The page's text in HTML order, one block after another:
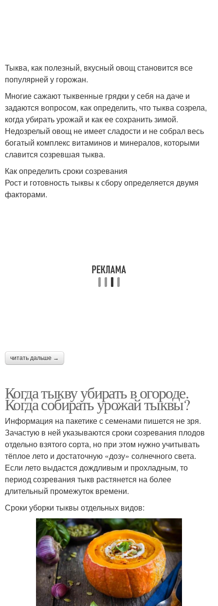
Тыква, как полезный, вкусный овощ становится все
популярней у горожан.
Многие сажают тыквенные грядки у себя на даче и
задаются вопросом, как определить, что тыква созрела,
когда убирать урожай и как ее сохранить зимой.
Недозрелый овощ не имеет сладости и не собрал весь
богатый комплекс витаминов и минералов, которыми
славится созревшая тыква.
Как определить сроки созревания
Рост и готовность тыквы к сбору определяется двумя
факторами.
читать дальше →
Когда тыкву убирать в огороде.
Когда собирать урожай тыквы?
Информация на пакетике с семенами пишется не зря.
Зачастую в ней указываются сроки созревания плодов
отдельно взятого сорта, но при этом нужно учитывать
тёплое лето и достаточную «дозу» солнечного света.
Если лето выдастся дождливым и прохладным, то
период созревания тыкв растянется на более
длительный промежуток времени.
Сроки уборки тыквы отдельных видов: